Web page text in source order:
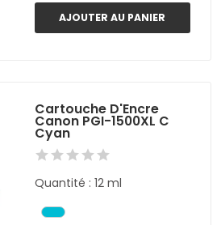
AJOUTER AU PANIER
Cartouche D'Encre
Canon PGI-1500XL C
Cyan
Quantité : 12 ml